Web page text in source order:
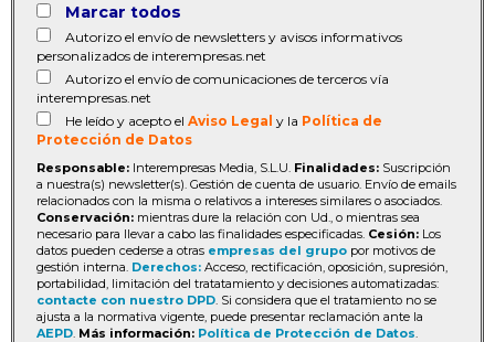
Marcar todos
Autorizo el envío de newsletters y avisos informativos
personalizados de interempresas.net
Autorizo el envío de comunicaciones de terceros vía
interempresas.net
He leído y acepto el Aviso Legal y la Política de
Protección de Datos
Responsable: Interempresas Media, S.L.U. Finalidades: Suscripción
a nuestra(s) newsletter(s). Gestión de cuenta de usuario. Envío de emails
relacionados con la misma o relativos a intereses similares o asociados.
Conservación: mientras dure la relación con Ud., o mientras sea
necesario para llevar a cabo las finalidades especificadas. Cesión: Los
datos pueden cederse a otras empresas del grupo por motivos de
gestión interna. Derechos: Acceso, rectificación, oposición, supresión,
portabilidad, limitación del tratatamiento y decisiones automatizadas:
contacte con nuestro DPD . Si considera que el tratamiento no se
ajusta a la normativa vigente, puede presentar reclamación ante la
AEPD Más información: Política de Protección de Datos